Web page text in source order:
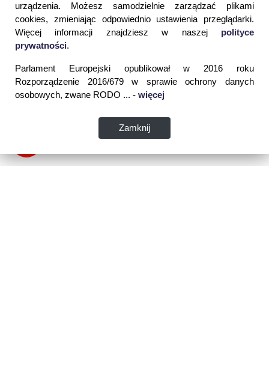
urządzenia. Możesz samodzielnie zarządzać plikami
cookies, zmieniając odpowiednio ustawienia przeglądarki.
Więcej informacji znajdziesz w naszej polityce
prywatności.
Parlament Europejski opublikował w 2016 roku
Rozporządzenie 2016/679 w sprawie ochrony danych
osobowych, zwane RODO ... - więcej
Zamknij